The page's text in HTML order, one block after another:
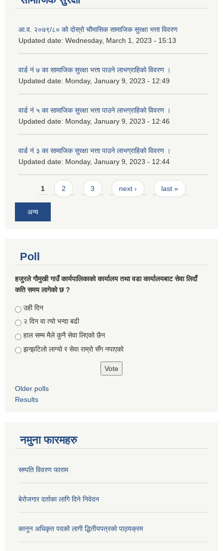
आ.व. २०७९/८० को दोस्रो चौमासिक सामाजिक सुरक्षा भत्ता विवरण
Updated date: Wednesday, March 1, 2023 - 15:13
वार्ड नं ७ का सामाजिक सुरक्षा भत्ता पाउने लाभग्राहिको विवरण ।
Updated date: Monday, January 9, 2023 - 12:49
वार्ड नं ५ का सामाजिक सुरक्षा भत्ता पाउने लाभग्राहिको विवरण ।
Updated date: Monday, January 9, 2023 - 12:46
वार्ड नं ३ का सामाजिक सुरक्षा भत्ता पाउने लाभग्राहिको विवरण ।
Updated date: Monday, January 9, 2023 - 12:44
Pages
1 2 3 next › last »
अन्य
Poll
हजुरले गौमुखी गाउँ कार्यपालिकाको कार्यालय तथा वडा कार्यालयबाट सेवा लिदाँ
कति समय लागेको छ ?
Choices
उही दिन
२ दिन वा त्यो भन्दा बढी
हाल सम्म मैले कुनै सेवा लिएको छैन
झन्झटिलो लाग्यो र सेवा राम्रो सँग नपाएको
Older polls
Results
नमुना फारमहरु
सम्पति विवरण फाराम
बेरोजगार दर्ताका लागि दिने निवेदन
कानून अधिकृत पदको लागी द्धितीयपत्रको पाठ्यक्रम